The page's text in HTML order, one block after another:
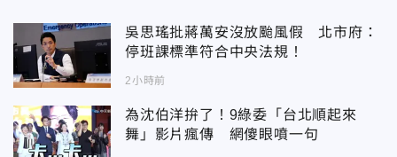
吳思瑤批蔣萬安沒放颱風假 北市府：
停班課標準符合中央法規！
2小時前
為沈伯洋拚了！9綠委「台北順起來
舞」影片瘋傳 網傻眼噴一句